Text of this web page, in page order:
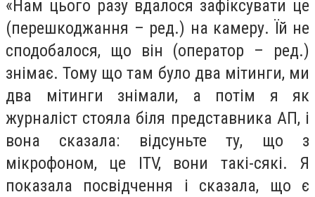
«Нам цього разу вдалося зафіксувати це
(перешкоджання – ред.) на камеру. Їй не
сподобалося, що він (оператор – ред.)
знімає. Тому що там було два мітинги, ми
два мітинги знімали, а потім я як
журналіст стояла біля представника АП, і
вона сказала: відсуньте ту, що з
мікрофоном, це ITV, вони такі-сякі. Я
показала посвідчення і сказала, що є